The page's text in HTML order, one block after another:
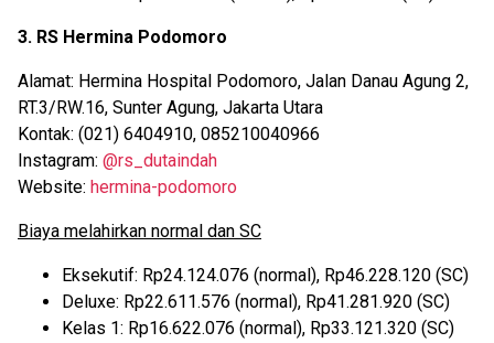
3. RS Hermina Podomoro
Alamat: Hermina Hospital Podomoro, Jalan Danau Agung 2,
RT.3/RW.16, Sunter Agung, Jakarta Utara
Kontak: (021) 6404910, 085210040966
Instagram: @rs_dutaindah
Website: hermina-podomoro
Biaya melahirkan normal dan SC
Eksekutif: Rp24.124.076 (normal), Rp46.228.120 (SC)
Deluxe: Rp22.611.576 (normal), Rp41.281.920 (SC)
Kelas 1: Rp16.622.076 (normal), Rp33.121.320 (SC)